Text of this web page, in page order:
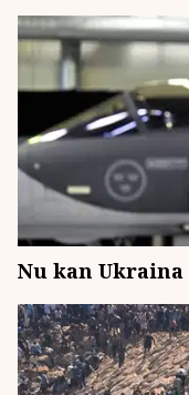
Nu kan